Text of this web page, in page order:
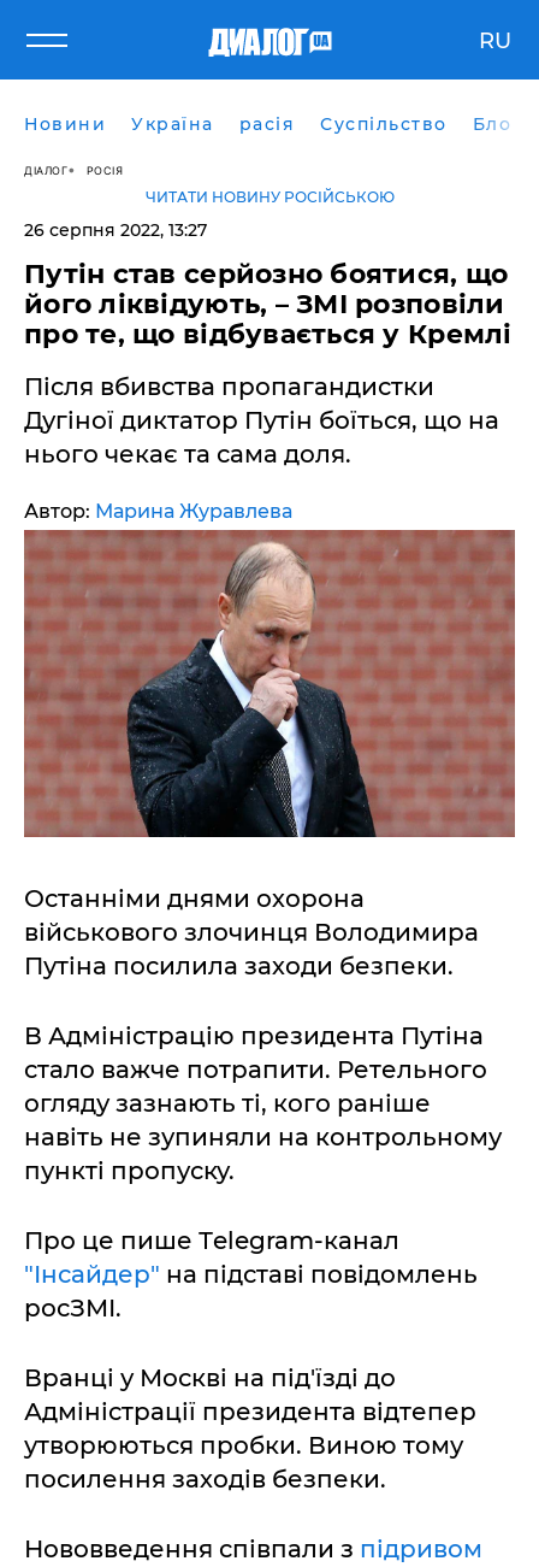
RU
Новини Україна расія Суспільство Блоги
ДІАЛОГ РОСІЯ
ЧИТАТИ НОВИНУ РОСІЙСЬКОЮ
26 серпня 2022, 13:27
Путін став серйозно боятися, що
його ліквідують, – ЗМІ розповіли
про те, що відбувається у Кремлі
Після вбивства пропагандистки
Дугіної диктатор Путін боїться, що на
нього чекає та сама доля.
Автор: Марина Журавлева
Останніми днями охорона
військового злочинця Володимира
Путіна посилила заходи безпеки.
В Адміністрацію президента Путіна
стало важче потрапити. Ретельного
огляду зазнають ті, кого раніше
навіть не зупиняли на контрольному
пункті пропуску.
Про це пише Тelegram-канал
"Інсайдер" на підставі повідомлень
росЗМІ.
Вранці у Москві на під'їзді до
Адміністрації президента відтепер
утворюються пробки. Виною тому
посилення заходів безпеки.
Нововведення співпали з підривом